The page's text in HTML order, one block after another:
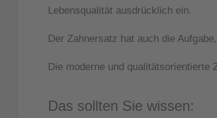
Lebensqualität ausdrücklich ein.
Der Zahnersatz hat auch die
Die moderne und qualitätsorientierte
Das sollten Sie wissen: